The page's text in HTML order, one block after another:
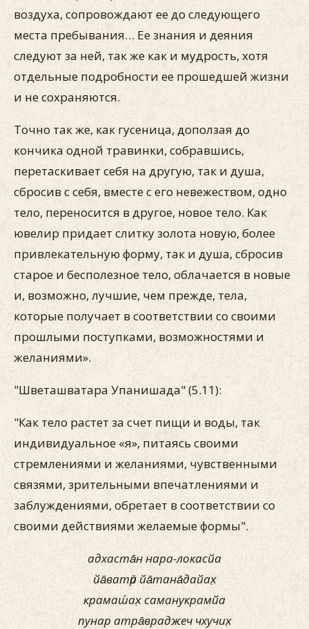
воздуха, сопровождают ее до следующего
места пребывания… Ее знания и деяния
следуют за ней, так же как и мудрость, хотя
отдельные подробности ее прошедшей жизни
и не сохраняются.
Точно так же, как гусеница, доползая до
кончика одной травинки, собравшись,
перетаскивает себя на другую, так и душа,
сбросив с себя, вместе с его невежеством, одно
тело, переносится в другое, новое тело. Как
ювелир придает слитку золота новую, более
привлекательную форму, так и душа, сбросив
старое и бесполезное тело, облачается в новые
и, возможно, лучшие, чем прежде, тела,
которые получает в соответствии со своими
прошлыми поступками, возможностями и
желаниями».
"Шветашватара Упанишада" (5.11):
"Как тело растет за счет пищи и воды, так
индивидуальное «я», питаясь своими
стремлениями и желаниями, чувственными
связями, зрительными впечатлениями и
заблуждениями, обретает в соответствии со
своими действиями желаемые формы".
адхаста̄н нара-локасйа
йа̄ватӣр йа̄тана̄дайах̣
крамаш́ах̣ саманукрамйа
пунар атра̄враджеч чхучих̣